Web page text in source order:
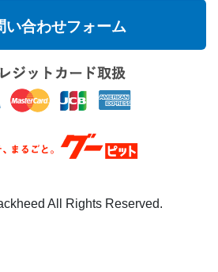
い合わせフォーム
All Rights Reserved.